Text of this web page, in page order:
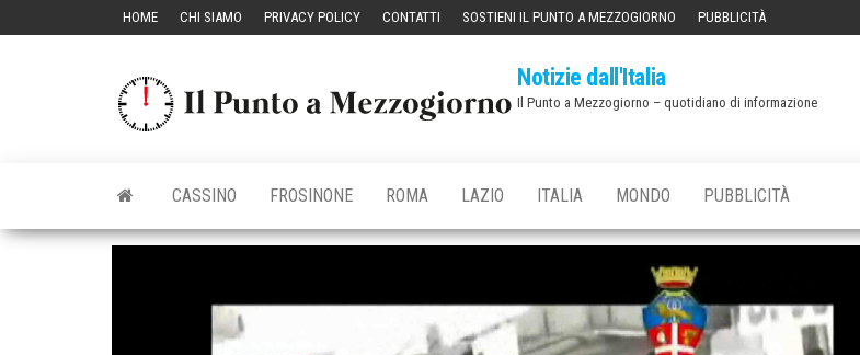
HOME CHI SIAMO PRIVACY POLICY CONTATTI SOSTIENI IL PUNTO A MEZZOGIORNO PUBBLICITÀ
Notizie dall'Italia
Il Punto a Mezzogiorno – quotidiano di informazione
CASSINO FROSINONE ROMA LAZIO ITALIA MONDO PUBBLICITÀ